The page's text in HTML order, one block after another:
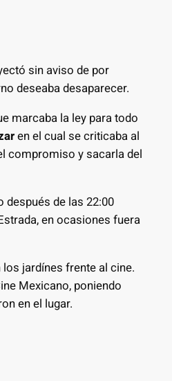
sin aviso de por
deseaba desaparecer.
marcaba la ley para todo
en el cual se criticaba al
compromiso y sacarla del
después de las 22:00
en ocasiones fuera
jardínes frente al cine.
Mexicano, poniendo
en el lugar.